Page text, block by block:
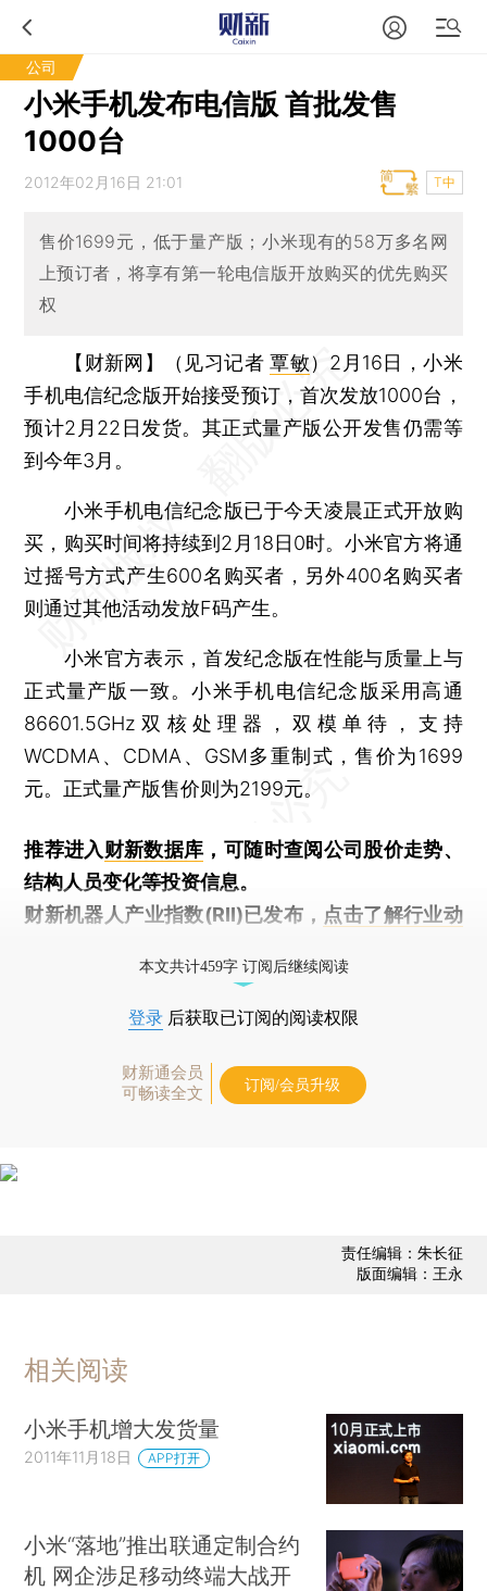
公司
小米手机发布电信版 首批发售
1000台
2012年02月16日 21:01 T中
售价1699元，低于量产版；小米现有的58万多名网
上预订者，将享有第一轮电信版开放购买的优先购买
权
【财新网】（见习记者覃敏） 2月16日，小米
手机电信纪念版开始接受预订，首次发放1000台，
预计2月22日发货。其正式量产版公开发售仍需等
到今年3月。
小米手机电信纪念版已于今天凌晨正式开放购
买，购买时间将持续到2月18日0时。小米官方将通
过摇号方式产生600名购买者，另外400名购买者
则通过其他活动发放F码产生。
小米官方表示，首发纪念版在性能与质量上与
正式量产版一致。小米手机电信纪念版采用高通
86601.5GHz双核处理器，双模单待，支持
WCDMA、CDMA、GSM多重制式，售价为1699
元。正式量产版售价则为2199元。
推荐进入财新数据库 ，可随时查阅公司股价走势、
结构人员变化等投资信息。
财新机器人产业指数(RII)已发布， 点击了解行业动
本文共计459字 订阅后继续阅读
登录 后获取已订阅的阅读权限
财新通会员
可畅读全文
订阅/会员升级
责任编辑：朱长征
版面编辑：王永
相关阅读
小米手机增大发货量
2011年11月18日 APP打开
小米“落地”推出联通定制合约
机 网企涉足移动终端大战开